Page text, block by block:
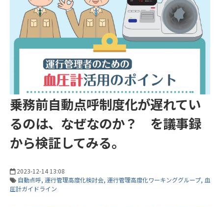
乗務前自動点呼制度化が遅れてい
るのは、なぜなのか？ を議事録
から検証してみる。
2023-12-14 13:08
自動点呼 運行管理高度化検討会 運行管理高度化ワーキンググループ 血
圧計ガイドライン